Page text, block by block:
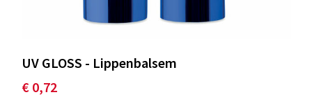
UV GLOSS - Lippenbalsem
€ 0,72